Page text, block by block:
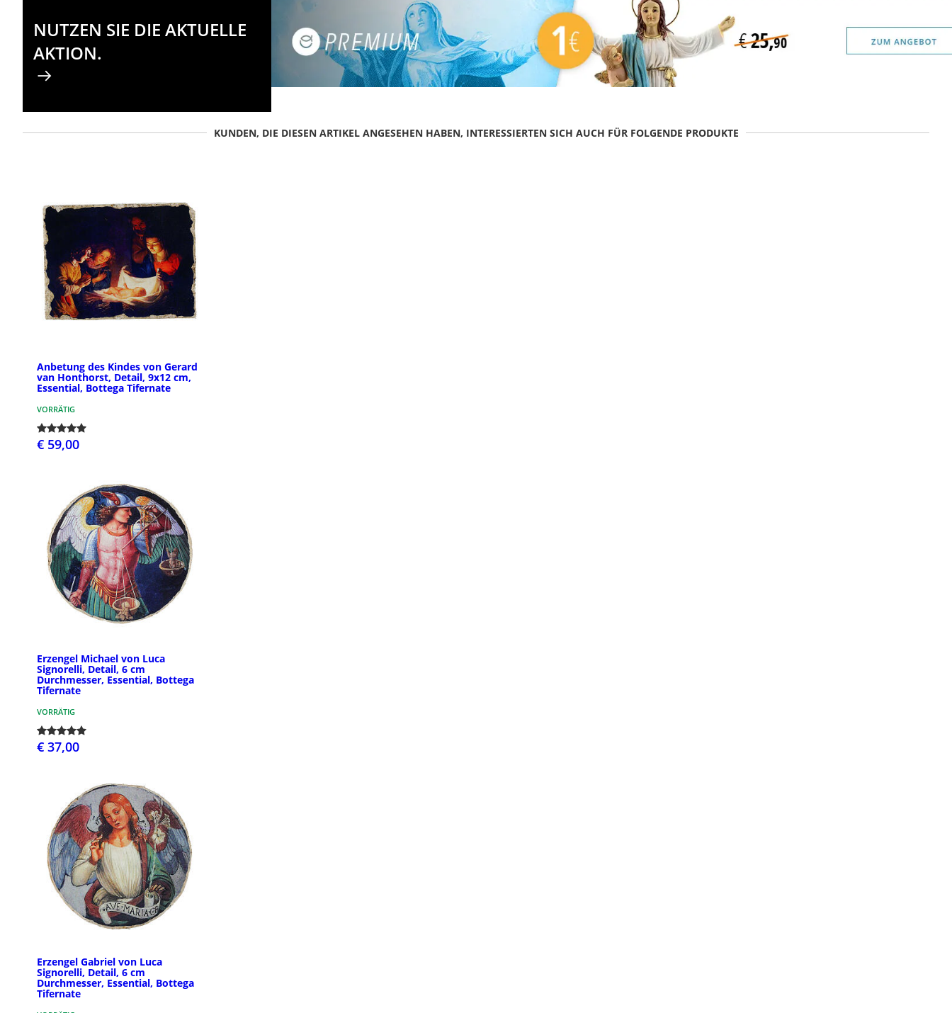
NUTZEN SIE DIE AKTUELLE
AKTION.
KUNDEN, DIE DIESEN ARTIKEL ANGESEHEN HABEN, INTERESSIERTEN SICH AUCH FÜR FOLGENDE PRODUKTE
Anbetung des Kindes von Gerard
van Honthorst, Detail, 9x12 cm,
Essential, Bottega Tifernate
VORRÄTIG
€ 59,00
Erzengel Michael von Luca
Signorelli, Detail, 6 cm
Durchmesser, Essential, Bottega
Tifernate
VORRÄTIG
€ 37,00
Erzengel Gabriel von Luca
Signorelli, Detail, 6 cm
Durchmesser, Essential, Bottega
Tifernate